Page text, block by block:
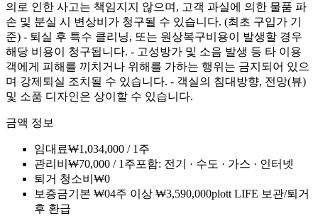
의로 인한 사고는 책임지지 않으며, 고객 과실에 의한 물품 파
손 및 분실 시 변상비가 청구될 수 있습니다. (최초 구입가 기
준) - 퇴실 후 특수 클리닝, 또는 원상복구비용이 발생할 경우
해당 비용이 청구됩니다. - 고성방가 및 소음 발생 등 타 이용
객에게 피해를 끼치거나 위해를 가하는 행위는 금지되어 있으
며 강제퇴실 조치될 수 있습니다. - 객실의 침대방향, 전망(뷰)
및 소품 디자인은 상이할 수 있습니다.
금액 정보
임대료₩1,034,000 / 1주
관리비 ₩70,000 / 1주포함: 전기 · 수도 · 가스 · 인터넷
퇴거 청소비 ₩0
보증금기본 ₩04주 이상 ₩3,590,000plott LIFE 보관/퇴거
후 환급